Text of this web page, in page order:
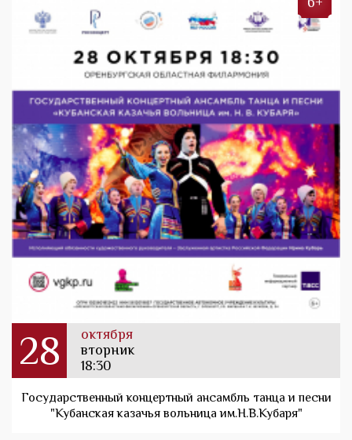
28
октября
вторник
18:30
Государственный концертный ансамбль танца и песни
"Кубанская казачья вольница им.Н.В.Кубаря"